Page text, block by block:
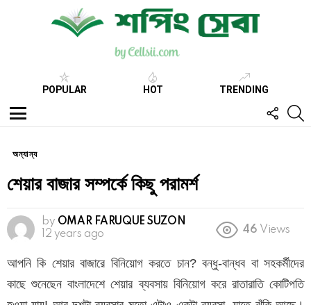
POPULAR HOT TRENDING
Menu
US
অন্যান্য
শেয়ার বাজার সম্পর্কে কিছু পরামর্শ
by OMAR FARUQUE SUZON
12 years ago
46 Views
আপনি কি শেয়ার বাজারে বিনিয়োগ করতে চান? বন্ধু-বান্ধব বা সহকর্মীদের
কাছে শুনেছেন বাংলাদেশে শেয়ার ব্যবসায় বিনিয়োগ করে রাতারাতি কোটিপতি